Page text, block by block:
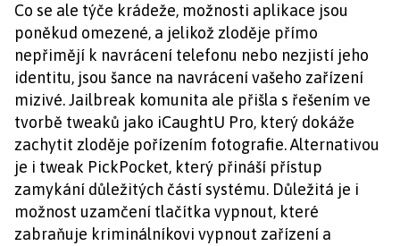
Co se ale týče krádeže, možnosti aplikace jsou
poněkud omezené, a jelikož zloděje přímo
nepřimějí k navrácení telefonu nebo nezjistí jeho
identitu, jsou šance na navrácení vašeho zařízení
mizivé. Jailbreak komunita ale přišla s řešením ve
tvorbě tweaků jako iCaughtU Pro, který dokáže
zachytit zloděje pořízením fotografie. Alternativou
je i tweak PickPocket, který přináší přístup
zamykání důležitých částí systému. Důležitá je i
možnost uzamčení tlačítka vypnout, které
zabraňuje kriminálníkovi vypnout zařízení a